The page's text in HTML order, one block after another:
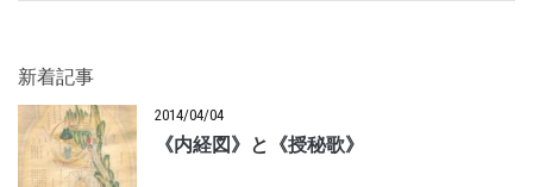
新着記事
2014/04/04
《内経図》と《授秘歌》